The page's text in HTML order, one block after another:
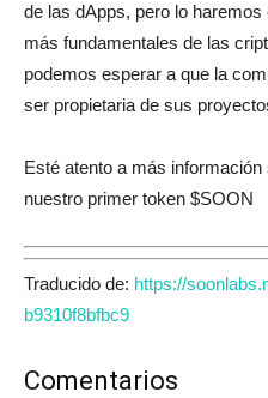
de las dApps, pero lo
más fundamentales de las
podemos esperar a que la
ser propietaria de sus
Esté atento a más
nuestro primer token $SOON
Traducido de: https://
b9310f8bfbc9
Comentarios